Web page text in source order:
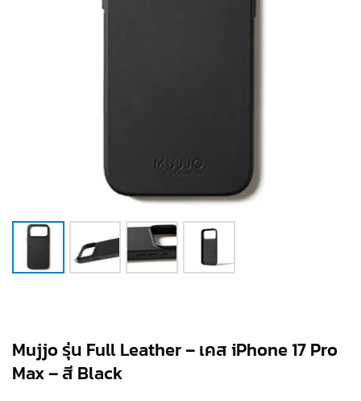
Mujjo รุ่น Full Leather – เคส iPhone 17 Pro
Max – สี Black